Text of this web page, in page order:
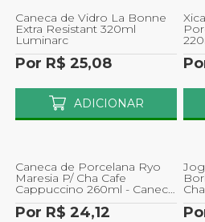
Caneca de Vidro La Bonne
Extra Resistant 320ml
Luminarc
Por R$ 25,08
ADICIONAR
Caneca de Porcelana Ryo
Maresia P/ Cha Cafe
Cappuccino 260ml - Caneca
de Ceramica Ryo Maresia P/
Cha Cafe Cappuccino 260ml
Por R$ 24,12